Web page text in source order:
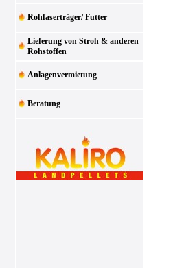
Rohfaserträger/ Futter
Lieferung von Stroh & anderen
Rohstoffen
Anlagenvermietung
Beratung